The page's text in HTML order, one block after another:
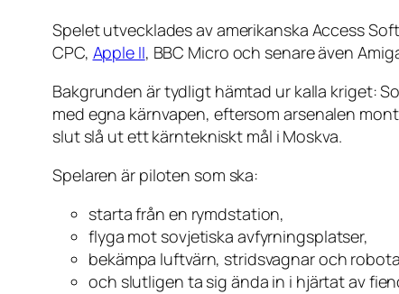
Spelet utvecklades av amerikanska Access
CPC, Apple II, BBC Micro och senare även
Bakgrunden är tydligt hämtad ur kalla kriget:
med egna kärnvapen, eftersom arsenalen
slut slå ut ett kärntekniskt mål i Moskva.
Spelaren är piloten som ska:
starta från en rymdstation,
flyga mot sovjetiska avfyrningsplatser,
bekämpa luftvärn, stridsvagnar och
och slutligen ta sig ända in i hjärtat av